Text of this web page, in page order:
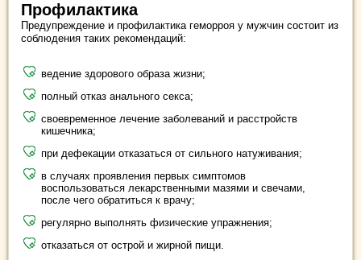
Профилактика
Предупреждение и профилактика геморроя у мужчин состоит из
соблюдения таких рекомендаций:
ведение здорового образа жизни;
полный отказ анального секса;
своевременное лечение заболеваний и расстройств
кишечника;
при дефекации отказаться от сильного натуживания;
в случаях проявления первых симптомов
воспользоваться лекарственными мазями и свечами,
после чего обратиться к врачу;
регулярно выполнять физические упражнения;
отказаться от острой и жирной пищи.